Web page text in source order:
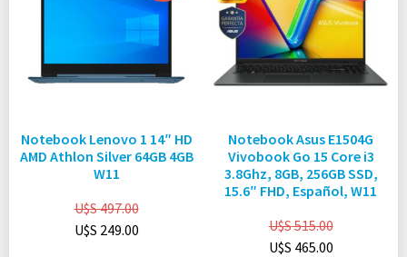
Notebook Lenovo 1 14″ HD
AMD Athlon Silver 64GB 4GB
W11
U$S497.00
U$S 249.00
Notebook Asus E1504G
Vivobook Go 15 Core i3
3.8Ghz, 8GB, 256GB SSD,
15.6″ FHD, Español, W11
U$S515.00
U$S 465.00